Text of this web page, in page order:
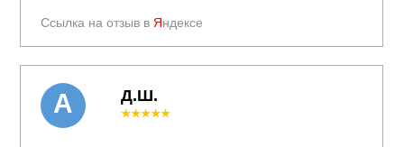
Ссылка на отзыв в Яндексе
Д.Ш.
★★★★★
А